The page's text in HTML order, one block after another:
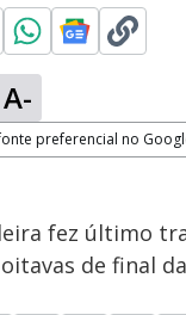
A-
preferencial no
fez último
de final